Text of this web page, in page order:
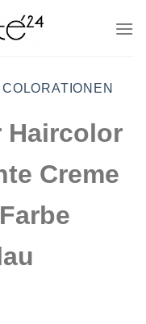
COLORATIONEN
Haircolor
Creme